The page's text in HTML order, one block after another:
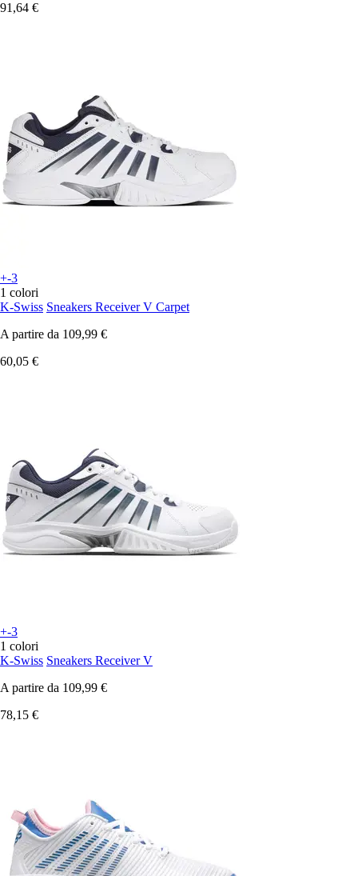
91,64 €
+-3
1 colori
K-Swiss Sneakers Receiver V Carpet
A partire da 109,99 €
60,05 €
+-3
1 colori
K-Swiss Sneakers Receiver V
A partire da 109,99 €
78,15 €